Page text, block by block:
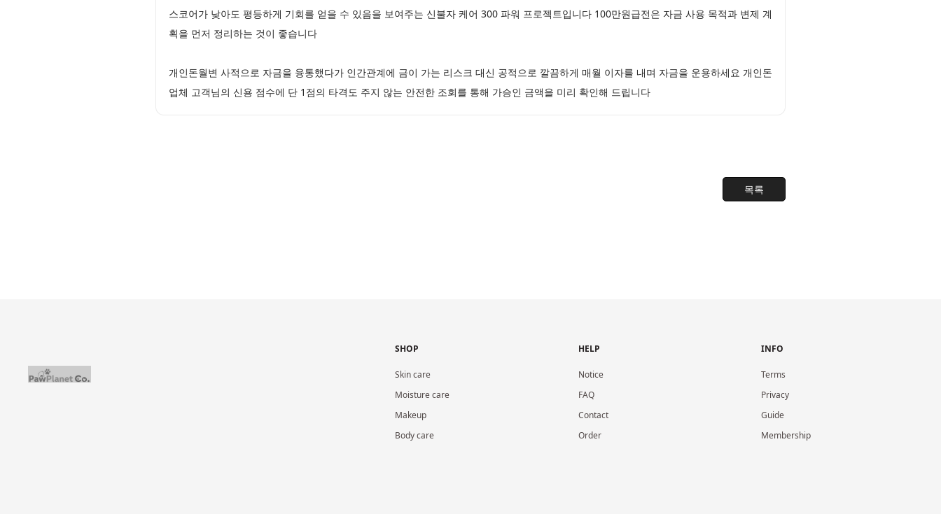
스코어가 낮아도 평등하게 기회를 얻을 수 있음을 보여주는 신불자 케어 300 파워 프로젝트입니다 100만원급전은 자금 사용 목적과 변제 계
획을 먼저 정리하는 것이 좋습니다
개인돈월변 사적으로 자금을 융통했다가 인간관계에 금이 가는 리스크 대신 공적으로 깔끔하게 매월 이자를 내며 자금을 운용하세요 개인돈
업체 고객님의 신용 점수에 단 1점의 타격도 주지 않는 안전한 조회를 통해 가승인 금액을 미리 확인해 드립니다
목록
SHOP
Skin care
Moisture care
Makeup
Body care
HELP
Notice
FAQ
Contact
Order
INFO
Terms
Privacy
Guide
Membership